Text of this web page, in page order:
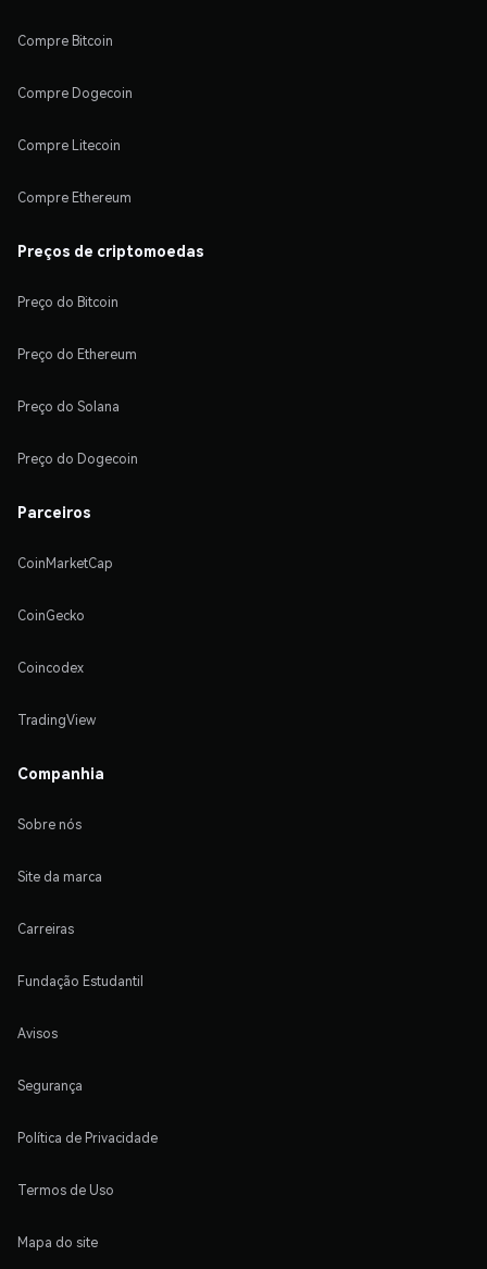
Compre Bitcoin
Compre Dogecoin
Compre Litecoin
Compre Ethereum
Preços de criptomoedas
Preço do Bitcoin
Preço do Ethereum
Preço do Solana
Preço do Dogecoin
Parceiros
CoinMarketCap
CoinGecko
Coincodex
TradingView
Companhia
Sobre nós
Site da marca
Carreiras
Fundação Estudantil
Avisos
Segurança
Política de Privacidade
Termos de Uso
Mapa do site